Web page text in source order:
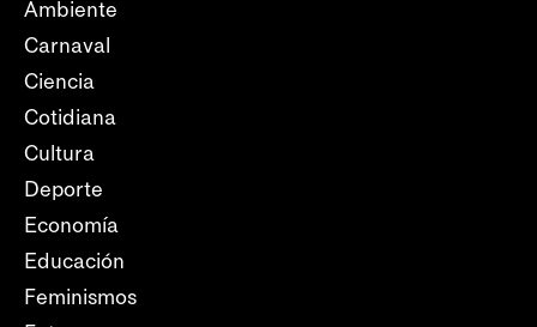
Ambiente
Carnaval
Ciencia
Cotidiana
Cultura
Deporte
Economía
Educación
Feminismos